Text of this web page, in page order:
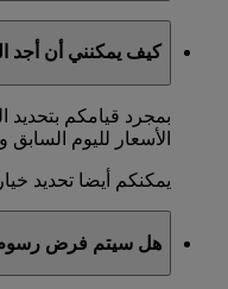
كيف يمكنني أن أجد
بمجرد قيامكم
الأسعار لليوم
يمكنكم أيضا تحديد
هل سيتم فرض رسوم